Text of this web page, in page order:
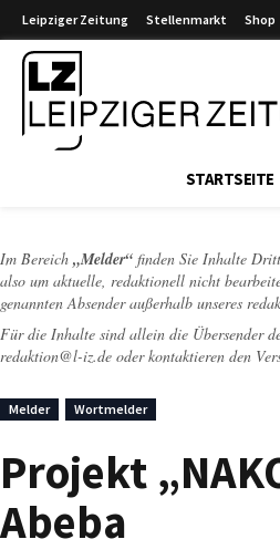
Leipziger Zeitung Stellenmarkt Shop
STARTSEITE
Im Bereich „Melder“ finden Sie Inhalte
also um aktuelle, redaktionell nicht
genannten Absender außerhalb unseres
Für die Inhalte sind allein die Übersender
redaktion@l-iz.de oder kontaktieren den
Melder Wortmelder
Projekt
Abeba